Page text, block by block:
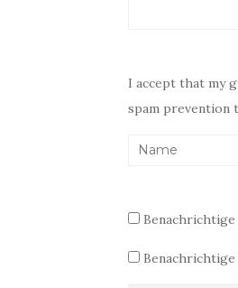
I accept that my
spam prevention